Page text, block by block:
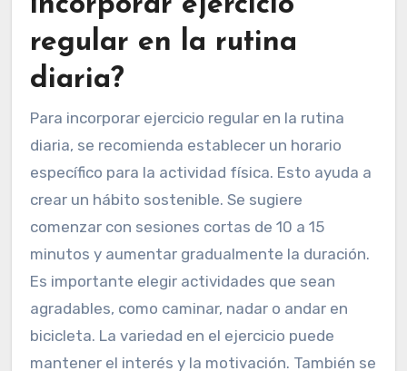
¿Cuáles son las
recomendaciones para
incorporar ejercicio
regular en la rutina
diaria?
Para incorporar ejercicio regular en la rutina
diaria, se recomienda establecer un horario
específico para la actividad física. Esto ayuda a
crear un hábito sostenible. Se sugiere